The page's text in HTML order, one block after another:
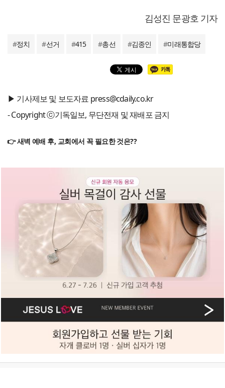
김성진 문광호 기자
#정치 #선거 #415 #총선 #김종인 #미래통합당
▶ 기사제보 및 보도자료 press@cdaily.co.kr
- Copyright ⓒ기독일보, 무단전재 및 재배포 금지
👉 새벽 예배 후, 교회에서 꼭 필요한 것은??